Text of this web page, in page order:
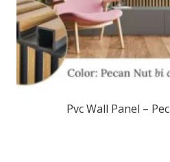
Pvc Wall Panel –